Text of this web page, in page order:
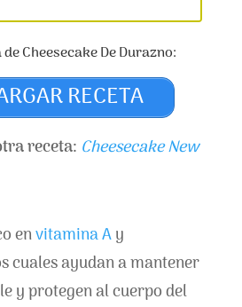
Cheesecake De Durazno:
RECETA
receta: Cheesecake New
envitamina Ay
cuales ayudan a mantener
y protegen al cuerpo del